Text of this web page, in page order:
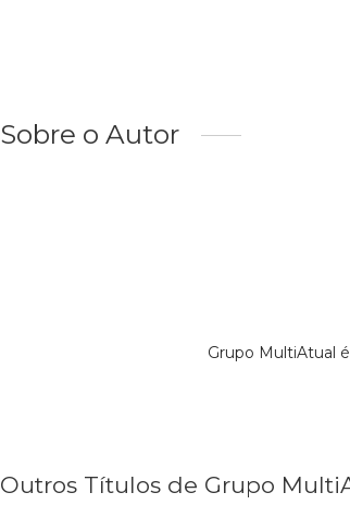
Sobre o Autor
Grupo MultiAtual
Outros Títulos de Grupo